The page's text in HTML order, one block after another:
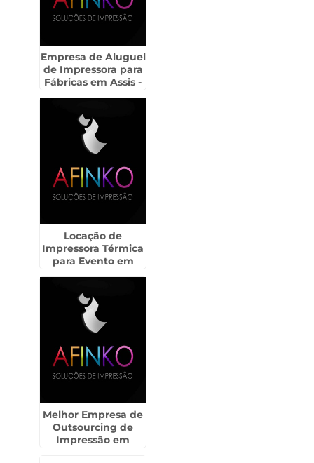
Empresa de Aluguel
de Impressora para
Fábricas em Assis -
Locação de
Impressora Térmica
para Evento em
Melhor Empresa de
Outsourcing de
Impressão em